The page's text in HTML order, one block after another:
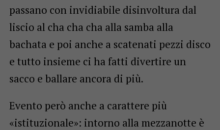
passano con invidiabile disinvoltura dal
liscio al cha cha cha alla samba alla
bachata e poi anche a scatenati pezzi disco
e tutto insieme ci ha fatti divertire un
sacco e ballare ancora di più.
Evento però anche a carattere più
«istituzionale»: intorno alla mezzanotte è